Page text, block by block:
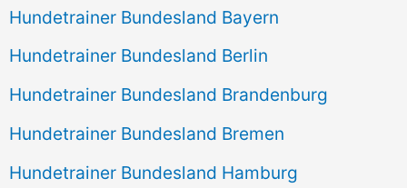
Hundetrainer Bundesland Bayern
Hundetrainer Bundesland Berlin
Hundetrainer Bundesland Brandenburg
Hundetrainer Bundesland Bremen
Hundetrainer Bundesland Hamburg